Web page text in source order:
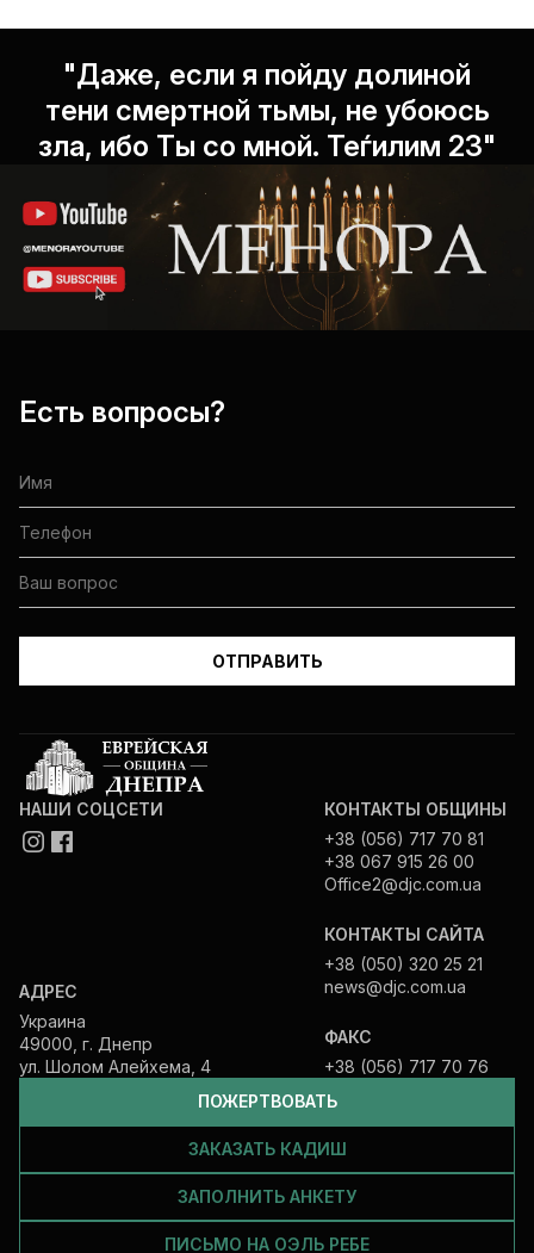
"Даже, если я пойду долиной
тени смертной тьмы, не убоюсь
зла, ибо Ты со мной. Теѓилим 23"
Есть вопросы?
ПОЖЕРТВОВАТЬ
ЗАКАЗАТЬ КАДИШ
ЗАПОЛНИТЬ АНКЕТУ
ПИСЬМО НА ОЭЛЬ РЕБЕ
НАШИ СОЦСЕТИ
АДРЕС
Украина
49000, г. Днепр
ул. Шолом Алейхема, 4
КОНТАКТЫ ОБЩИНЫ
+38 (056) 717 70 81
+38 067 915 26 00
Office2@djc.com.ua
КОНТАКТЫ САЙТА
+38 (050) 320 25 21
news@djc.com.ua
ФАКС
+38 (056) 717 70 76